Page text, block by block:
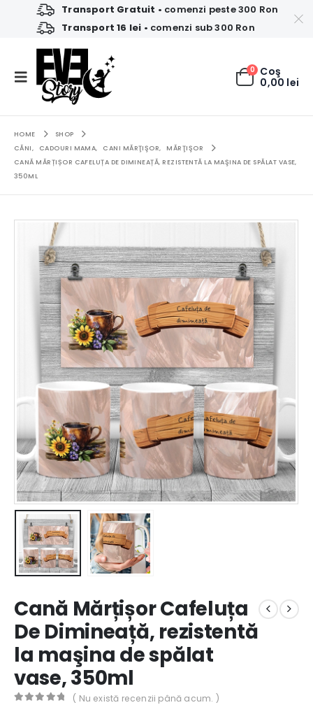
Transport Gratuit • comenzi peste 300 Ron
Transport 16 lei • comenzi sub 300 Ron
0 Coş
0,00 lei
HOME
SHOP
CĂNI, CADOURI MAMA, CANI MĂRŢIŞOR,
MĂRŢIŞOR
CANĂ MĂRȚIȘOR CAFELUȚA DE DIMINEAȚĂ, REZISTENTĂ LA MAŞINA DE SPĂLAT VASE,
350ML
Cană Mărțișor Cafeluța
De Dimineață, rezistentă
la maşina de spălat
vase, 350ml
( Nu există recenzii până acum. )